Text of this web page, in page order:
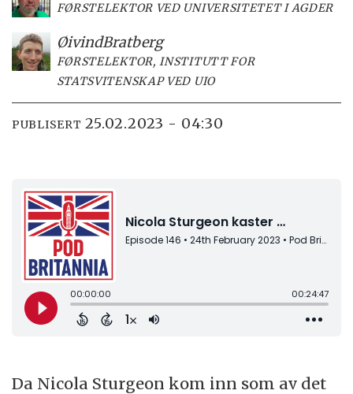
FØRSTELEKTOR VED UNIVERSITETET I AGDER
ØivindBratberg
FØRSTELEKTOR, INSTITUTT FOR
STATSVITENSKAP VED UIO
PUBLISERT 25.02.2023 - 04:30
Da Nicola Sturgeon kom inn som av det